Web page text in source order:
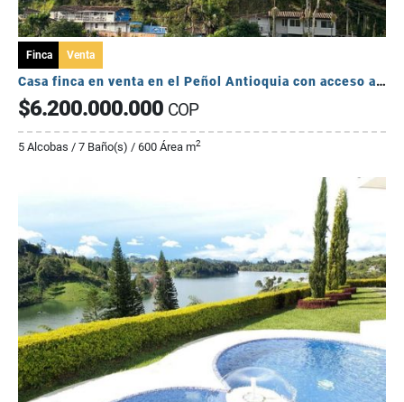
Finca Venta
Casa finca en venta en el Peñol Antioquia con acceso a la represa
$6.200.000.000 COP
5 Alcobas / 7 Baño(s) / 600 Área m2